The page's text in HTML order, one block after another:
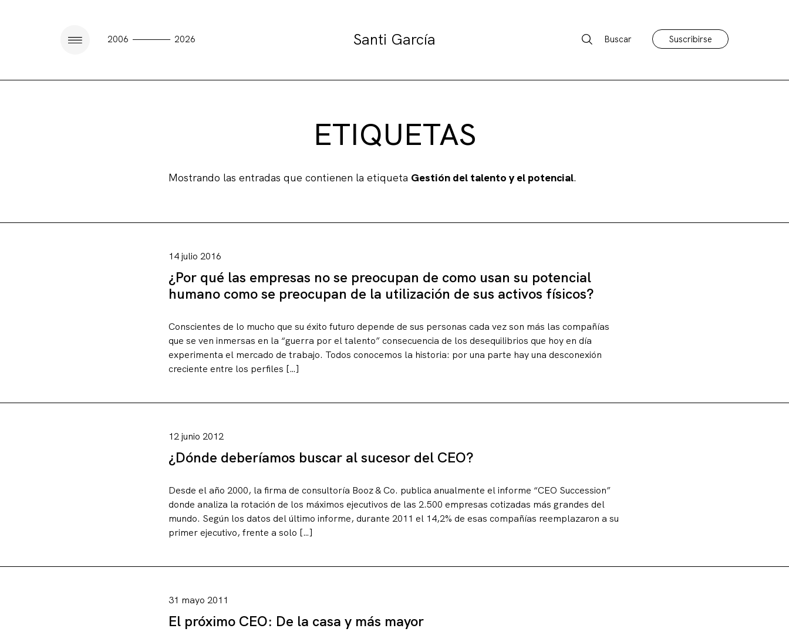
Santi García
2006 ———— 2026 Buscar Suscribirse
ETIQUETAS
Mostrando las entradas que contienen la etiqueta Gestión del talento y el potencial.
14 julio 2016
¿Por qué las empresas no se preocupan de como usan su potencial
humano como se preocupan de la utilización de sus activos físicos?
Conscientes de lo mucho que su éxito futuro depende de sus personas cada vez son más las compañías
que se ven inmersas en la “guerra por el talento” consecuencia de los desequilibrios que hoy en día
experimenta el mercado de trabajo. Todos conocemos la historia: por una parte hay una desconexión
creciente entre los perfiles […]
12 junio 2012
¿Dónde deberíamos buscar al sucesor del CEO?
Desde el año 2000, la firma de consultoría Booz & Co. publica anualmente el informe “CEO Succession”
donde analiza la rotación de los máximos ejecutivos de las 2.500 empresas cotizadas más grandes del
mundo. Según los datos del último informe, durante 2011 el 14,2% de esas compañías reemplazaron a su
primer ejecutivo, frente a solo […]
31 mayo 2011
El próximo CEO: De la casa y más mayor